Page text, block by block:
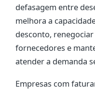
defasagem entre
melhora a
desconto,
fornecedores e
atender a demanda
Empresas com